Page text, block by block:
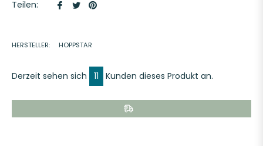
Teilen:
Auf
AufAuf
HERSTELLER: HOPPSTAR
Derzeit sehen sich 11 Kunden dieses Produkt an.